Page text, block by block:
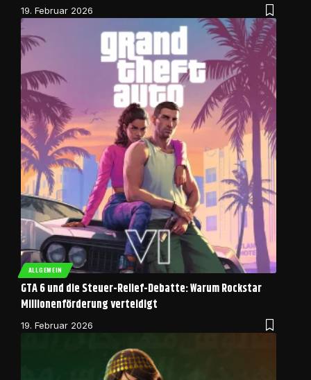
19. Februar 2026
ALLGEMEIN
GTA 6 und die Steuer-Relief-Debatte: Warum Rockstar
Millionenförderung verteidigt
19. Februar 2026